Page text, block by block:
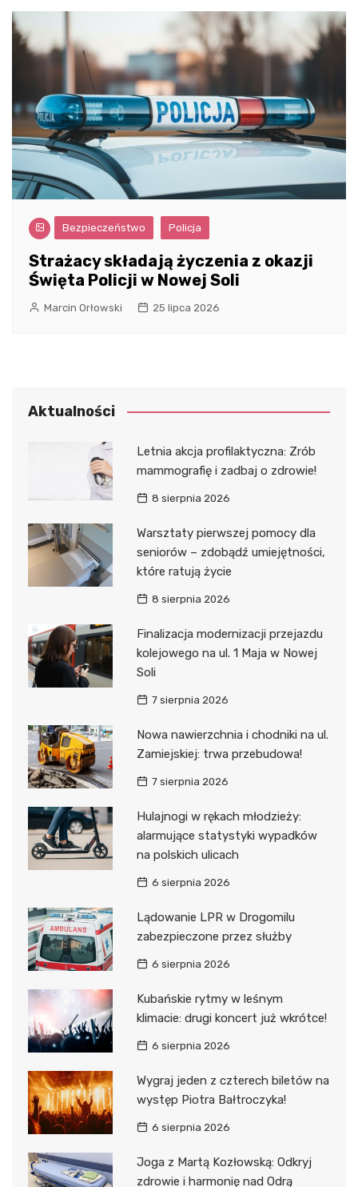
Bezpieczeństwo Policja
Strażacy składają życzenia z okazji
Święta Policji w Nowej Soli
Marcin Orłowski 25 lipca 2026
Aktualności
Letnia akcja profilaktyczna: Zrób
mammografię i zadbaj o zdrowie!
8 sierpnia 2026
Warsztaty pierwszej pomocy dla
seniorów – zdobądź umiejętności,
które ratują życie
8 sierpnia 2026
Finalizacja modernizacji przejazdu
kolejowego na ul. 1 Maja w Nowej
Soli
7 sierpnia 2026
Nowa nawierzchnia i chodniki na ul.
Zamiejskiej: trwa przebudowa!
7 sierpnia 2026
Hulajnogi w rękach młodzieży:
alarmujące statystyki wypadków
na polskich ulicach
6 sierpnia 2026
Lądowanie LPR w Drogomilu
zabezpieczone przez służby
6 sierpnia 2026
Kubańskie rytmy w leśnym
klimacie: drugi koncert już wkrótce!
6 sierpnia 2026
Wygraj jeden z czterech biletów na
występ Piotra Bałtroczyka!
6 sierpnia 2026
Joga z Martą Kozłowską: Odkryj
zdrowie i harmonię nad Odrą